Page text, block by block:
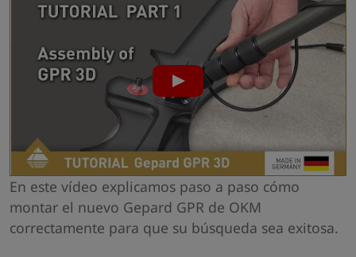
En este vídeo explicamos paso a paso cómo
montar el nuevo Gepard GPR de OKM
correctamente para que su búsqueda sea exitosa.